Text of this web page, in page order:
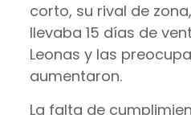
corto, su rival de
llevaba 15 días de
Leonas y las
aumentaron.
La falta de